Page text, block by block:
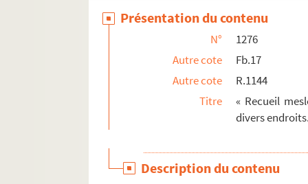
1284-1294. Monuments d'Europe. Album
1306-1313. Monuments de l'Afrique
1314. Titre dessiné à l'encre de Chine. «
Présentation du contenu
N°
1276
Autre cote
Fb.17
Autre cote
R.1144
Titre
« Recueil
divers
Description du contenu